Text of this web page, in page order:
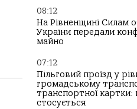
08:12
На Рівненщині Силам
України передали
майно
07:12
Пільговий проїзд у
громадському
транспортної картки:
стосується